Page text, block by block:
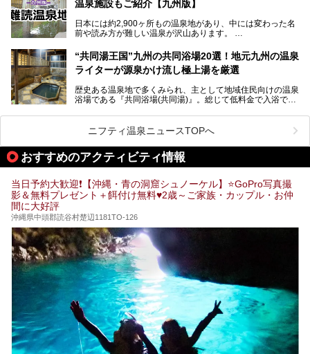
温泉施設もご紹介【九州版】
日本には約2,900ヶ所もの温泉地があり、中には変わった名
前や読み方が難しい温泉が沢山あります。
そこで日本各地にある「難読温泉地」を、地域ごとにクイズ
形式でご紹介。第５回目(最終回)である今回は、九州地方の
難読温泉地をピックアップしました。
いくつ読めるか、ぜひチャレンジしてみて下さいね！
“共同湯王国”九州の共同浴場20選！地元九州の温泉
ライターが源泉かけ流し極上湯を厳選
歴史ある温泉地で多くみられ、主として地域住民向けの温泉
浴場である『共同浴場(共同湯)』。総じて低料金で入浴で
特徴です。
共同浴場は全国各地の温泉地にありますが、特に九州地方は
共同湯文化が古くから発展し、質・量ともに大変充実。九州
は“共同湯王国”といっても決して過言では無いでしょう。
今回は地元在住の九州の温泉ライターである筆者が過去入浴
した中から、源泉かけ流しと泉質の良さにこだわって九州の
めぐりの参考にされてみて下さい！
ニフティ温泉ニュースTOPへ
おすすめのアクティビティ情報
当日予約大歓迎❗【沖縄・青の洞窟シュノーケル】⭐GoPro写真撮
影＆無料プレゼント＋餌付け無料♥️2歳～ご家族・カップル・お仲
間に大好評
沖縄県中頭郡読谷村楚辺1181TO-126